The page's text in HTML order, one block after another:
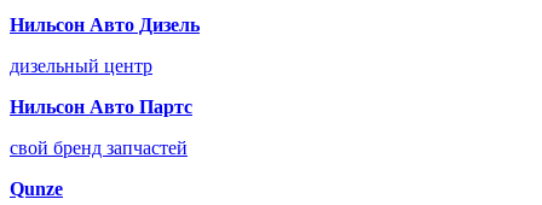
Нильсон Авто Дизель
дизельный центр
Нильсон Авто Партс
свой бренд запчастей
Qunze